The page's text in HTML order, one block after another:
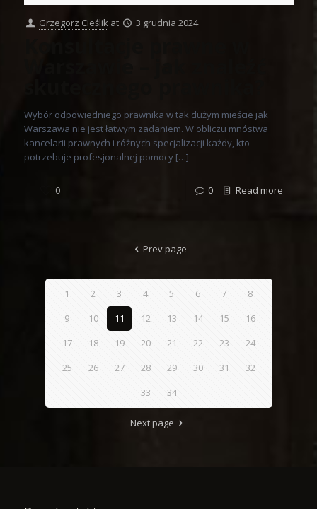
Grzegorz Cieślik at 3 grudnia 2024
Wybór odpowiedniego prawnika w tak dużym mieście jak
Warszawa nie jest łatwym zadaniem. W obliczu mnóstwa
kancelarii prawnych i różnych specjalizacji każdy, kto
potrzebuje profesjonalnej pomocy […]
0 0 Read more
Prev page
1 2 3 4 5 6 7
8
9
10 11 12 13 14 15
16
17
18 19 20 21 22 23
24
25
26 27 28 29 30 31
32
33
34
Next page